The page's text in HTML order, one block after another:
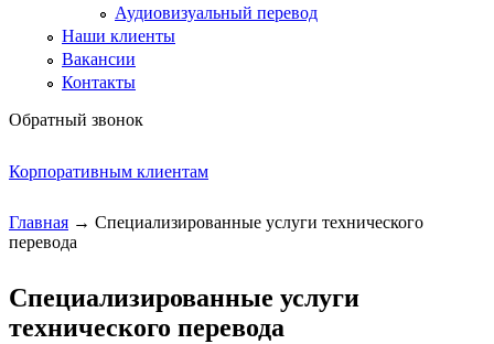
Аудиовизуальный перевод
Наши клиенты
Вакансии
Контакты
Обратный звонок
Корпоративным клиентам
Вы здесь
Главная → Специализированные услуги технического
перевода
Специализированные услуги
технического перевода